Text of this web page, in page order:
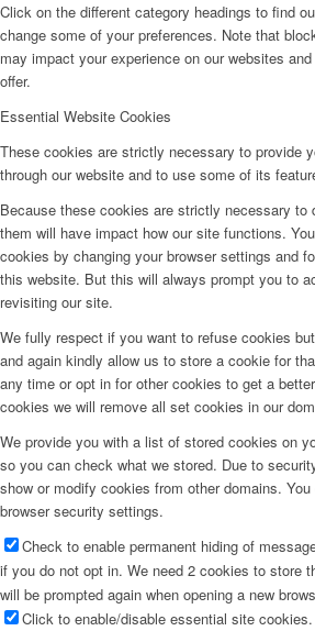
Click on the different category headings to find
change some of your preferences. Note that
may impact your experience on our websites
offer.
Essential Website Cookies
These cookies are strictly necessary to provide
through our website and to use some of its
Because these cookies are strictly necessary to
them will have impact how our site functions.
cookies by changing your browser settings and
this website. But this will always prompt you to
revisiting our site.
We fully respect if you want to refuse cookies
and again kindly allow us to store a cookie for
any time or opt in for other cookies to get a
cookies we will remove all set cookies in our
We provide you with a list of stored cookies on
so you can check what we stored. Due to
show or modify cookies from other domains.
browser security settings.
Check to enable permanent hiding of
if you do not opt in. We need 2 cookies to store
will be prompted again when opening a new
Click to enable/disable essential site cookies.